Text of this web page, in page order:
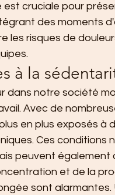
cruciale pour
des moments
les risques de
à la
dans notre société
Avec de
en plus exposés à
Ces conditions
peuvent
et de la
sont alarmantes.